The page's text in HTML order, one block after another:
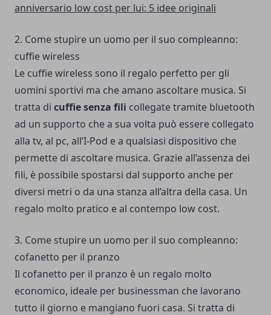
anniversario low cost per lui: 5 idee originali
2. Come stupire un uomo per il suo compleanno:
cuffie wireless
Le cuffie wireless sono il regalo perfetto per gli
uomini sportivi ma che amano ascoltare musica. Si
tratta di cuffie senza fili collegate tramite bluetooth
ad un supporto che a sua volta può essere collegato
alla tv, al pc, all’I-Pod e a qualsiasi dispositivo che
permette di ascoltare musica. Grazie all’assenza dei
fili, è possibile spostarsi dal supporto anche per
diversi metri o da una stanza all’altra della casa. Un
regalo molto pratico e al contempo low cost.
3. Come stupire un uomo per il suo compleanno:
cofanetto per il pranzo
Il cofanetto per il pranzo è un regalo molto
economico, ideale per businessman che lavorano
tutto il giorno e mangiano fuori casa. Si tratta di